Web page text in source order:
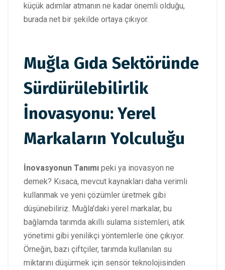
küçük adımlar atmanın ne kadar önemli olduğu,
burada net bir şekilde ortaya çıkıyor.
Muğla Gıda Sektöründe
Sürdürülebilirlik
İnovasyonu: Yerel
Markaların Yolculuğu
İnovasyonun Tanımı peki ya inovasyon ne
demek? Kısaca, mevcut kaynakları daha verimli
kullanmak ve yeni çözümler üretmek gibi
düşünebiliriz. Muğla'daki yerel markalar, bu
bağlamda tarımda akıllı sulama sistemleri, atık
yönetimi gibi yenilikçi yöntemlerle öne çıkıyor.
Örneğin, bazı çiftçiler, tarımda kullanılan su
miktarını düşürmek için sensör teknolojisinden